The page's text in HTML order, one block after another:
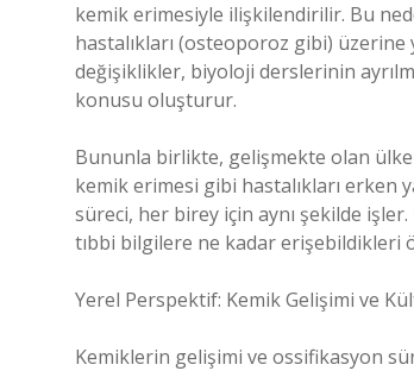
kemik erimesiyle ilişkilendirilir. Bu
hastalıkları (osteoporoz gibi) üzerine
değişiklikler, biyoloji derslerinin
konusu oluşturur.
Bununla birlikte, gelişmekte olan
kemik erimesi gibi hastalıkları erken
süreci, her birey için aynı şekilde
tıbbi bilgilere ne kadar erişebildikleri
Yerel Perspektif: Kemik Gelişimi ve
Kemiklerin gelişimi ve ossifikasyon